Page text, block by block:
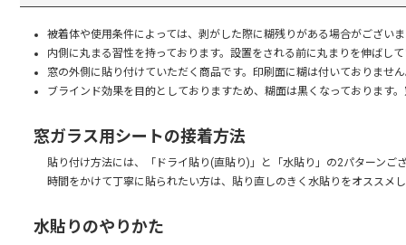
被着体や使用条件によっては、剥がした際に糊残りがある場合がござい
内側に丸まる習性を持っております。設置をされる前に丸まりを伸ばし
窓の外側に貼り付けていただく商品です。印刷面に糊は付いておりませ
ブラインド効果を目的としておりますため、糊面は黒くなっております
窓ガラス用シートの接着方法
貼り付け方法には、「ドライ貼り(直貼り)」と「水貼り」の2パターン
時間をかけて丁寧に貼られたい方は、貼り直しのきく水貼りをオススメ
水貼りのやりかた